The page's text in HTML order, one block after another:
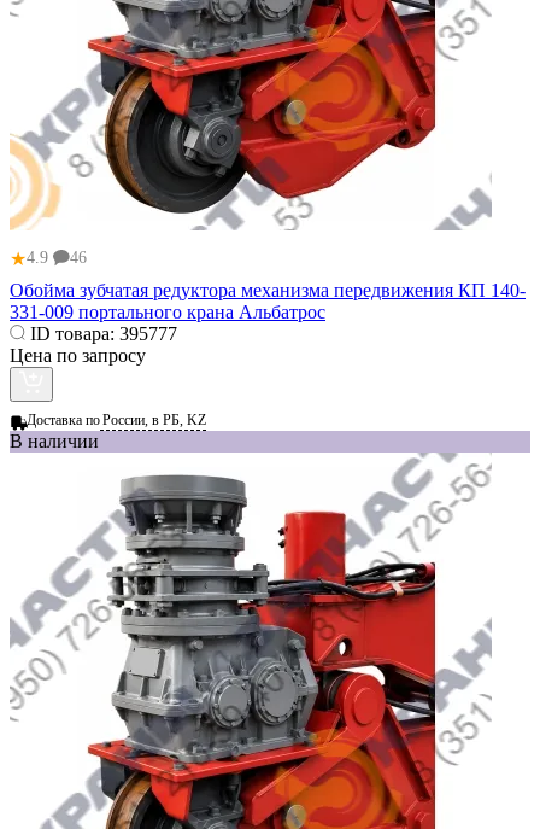
★4.9 46
Обойма зубчатая редуктора механизма передвижения КП 140-
331-009 портального крана Альбатрос
ID товара: 395777
Цена по запросу
Доставка поРоссии, в РБ, KZ
В наличии